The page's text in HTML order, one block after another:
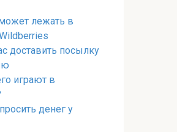
лежать в
доставить посылку
играют в
денег у